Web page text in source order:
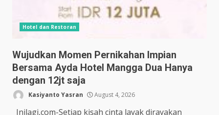
Hotel dan Restoran
Wujudkan Momen Pernikahan Impian
Bersama Ayda Hotel Mangga Dua Hanya
dengan 12jt saja
Kasiyanto Yasran August 4, 2026
Inilagi,com-Setiap kisah cinta layak dirayakan